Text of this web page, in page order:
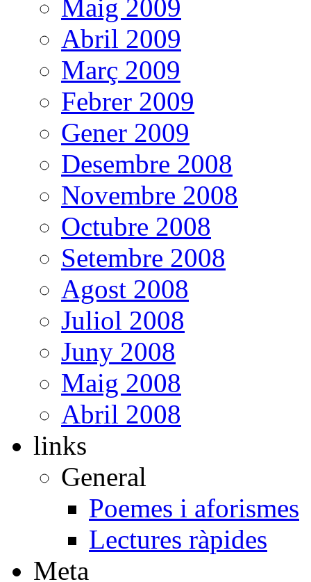
Maig 2009
Abril 2009
Març 2009
Febrer 2009
Gener 2009
Desembre 2008
Novembre 2008
Octubre 2008
Setembre 2008
Agost 2008
Juliol 2008
Juny 2008
Maig 2008
Abril 2008
links
General
Poemes i aforismes
Lectures ràpides
Meta